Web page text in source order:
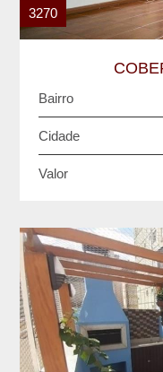
3270
Bairro
Cidade
Valor